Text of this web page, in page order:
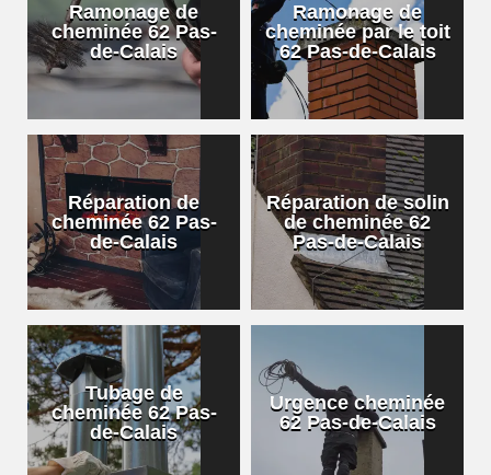
Ramonage de
cheminée 62 Pas-
de-Calais
Ramonage de
cheminée par le toit
62 Pas-de-Calais
Réparation de
cheminée 62 Pas-
de-Calais
Réparation de solin
de cheminée 62
Pas-de-Calais
Tubage de
cheminée 62 Pas-
de-Calais
Urgence cheminée
62 Pas-de-Calais